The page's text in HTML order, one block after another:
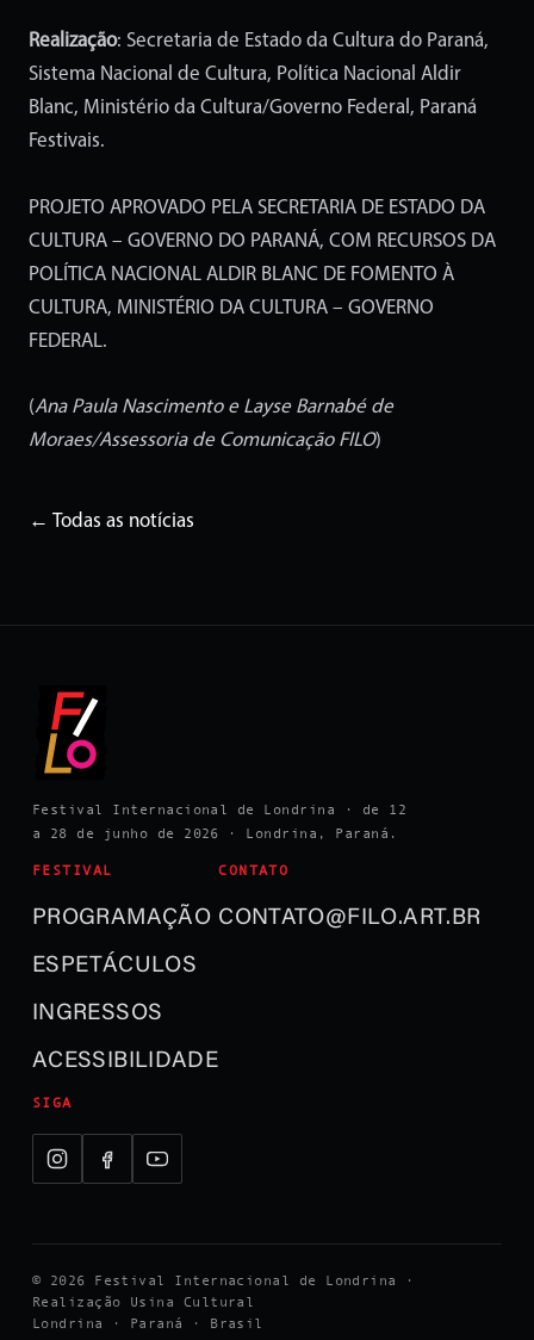
Realização: Secretaria de Estado da Cultura do Paraná,
Sistema Nacional de Cultura, Política Nacional Aldir
Blanc, Ministério da Cultura/Governo Federal, Paraná
Festivais.
PROJETO APROVADO PELA SECRETARIA DE ESTADO DA
CULTURA – GOVERNO DO PARANÁ, COM RECURSOS DA
POLÍTICA NACIONAL ALDIR BLANC DE FOMENTO À
CULTURA, MINISTÉRIO DA CULTURA – GOVERNO
FEDERAL.
(Ana Paula Nascimento e Layse Barnabé de
Moraes/Assessoria de Comunicação FILO)
← Todas as notícias
Festival Internacional de Londrina · de 12
a 28 de junho de 2026 · Londrina, Paraná.
FESTIVAL
PROGRAMAÇÃO
ESPETÁCULOS
INGRESSOS
ACESSIBILIDADE
CONTATO
CONTATO@FILO.ART.BR
SIGA
© 2026 Festival Internacional de Londrina ·
Realização Usina Cultural
Londrina · Paraná · Brasil